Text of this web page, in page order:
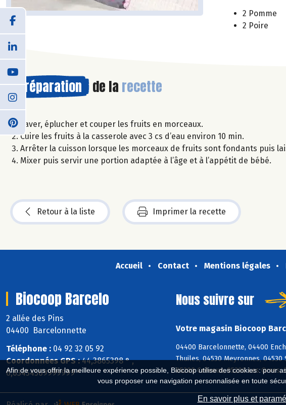
Afin de vous offrir la meilleure expérience possible, Biocoop utilise des cookies :
vous proposer une navigation personnalisée en toute
En savoir plus et
2 Pomme
2 Poire
Préparation de la recette
Laver, éplucher et couper les fruits en morceaux.
Cuire les fruits à la casserole avec 3 cs d’eau environ 10 min.
Arrêter la cuisson lorsque les morceaux de fruits sont fondants puis
Mixer puis servir une portion adaptée à l’âge et à l’appétit de bébé.
Retour à la liste Imprimer la recette
Accueil Contact Mentions légales
Biocoop Barcelo
2 allée des Pins
04400 Barcelonnette
Téléphone : 04 92 32 05 92
Coordonnées GPS :44,3865398 ° ,
6,63454569999999 °
Nous suivre sur
Votre magasin Biocoop
04400 Barcelonnette, 04400
Thuiles, 04530 Meyronnes,
05200 Crévoux, 05200 Les Orres,